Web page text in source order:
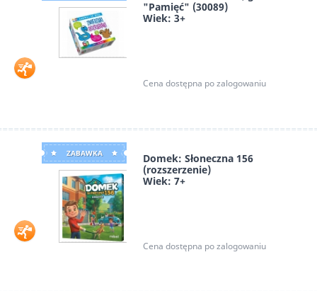
"Pamięć" (30089)
Wiek: 3+
Cena dostępna po zalogowaniu
ZABAWKA
Domek: Słoneczna 156
(rozszerzenie)
Wiek: 7+
Cena dostępna po zalogowaniu